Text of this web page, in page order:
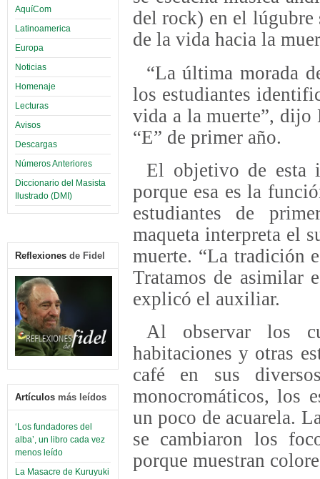
AquíCom
Latinoamerica
Europa
Noticias
Homenaje
Lecturas
Avisos
Descargas
Números Anteriores
Diccionario del Masista
Ilustrado (DMI)
Reflexiones de Fidel
Artículos más leídos
‘Los fundadores del
alba’, un libro cada vez
menos leído
La Masacre de Kuruyuki
del rock) en el lúgubre
de la vida hacia la
“La última morada
los estudiantes
vida a la muerte”,
“E” de primer año.
El objetivo de esta
porque esa es la
estudiantes de
maqueta interpreta el
muerte. “La tradición
Tratamos de asimilar
explicó el auxiliar.
Al observar los
habitaciones y otras
café en sus
monocromáticos, los
un poco de acuarela.
se cambiaron los
porque muestran